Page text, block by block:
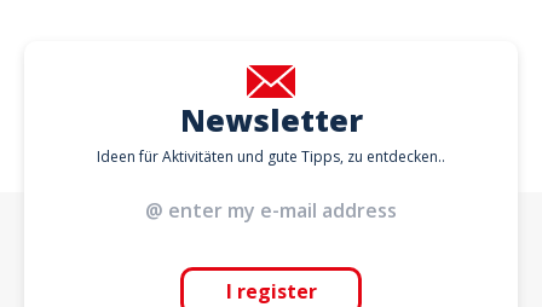
Newsletter
Ideen für Aktivitäten und gute Tipps, zu entdecken..
I register